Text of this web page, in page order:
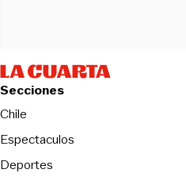
Secciones
Chile
Espectaculos
Deportes